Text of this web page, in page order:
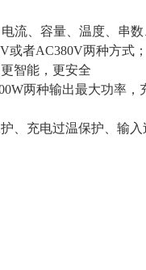
流、容量、温度、串
或者AC380V两种方式 ；
更智能，更安全
两种输出最大功率，
充电过温保护 输入